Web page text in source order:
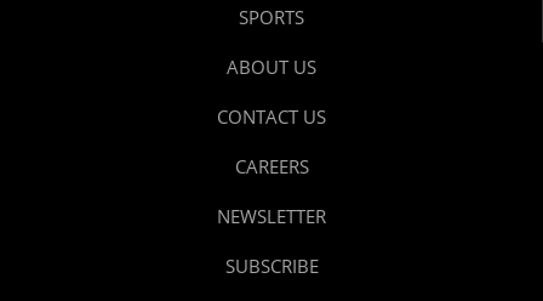
SPORTS
ABOUT US
CONTACT US
CAREERS
NEWSLETTER
SUBSCRIBE